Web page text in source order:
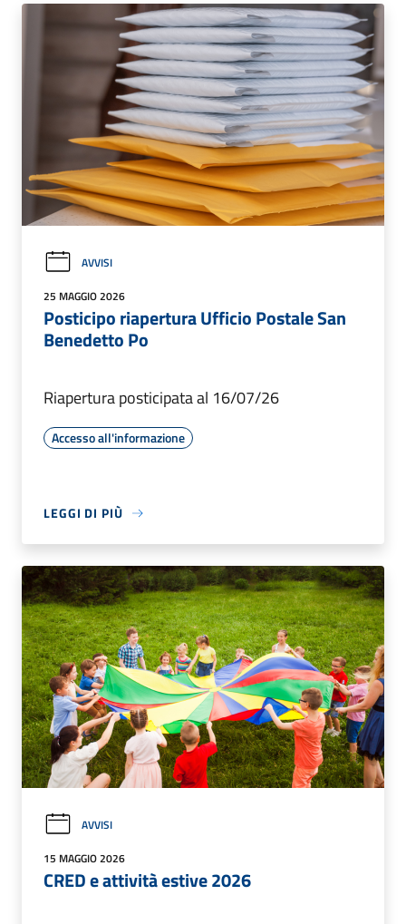
AVVISI
25 MAGGIO 2026
Posticipo riapertura Ufficio Postale San
Benedetto Po
Riapertura posticipata al 16/07/26
Accesso all'informazione
LEGGI DI PIÙ
AVVISI
15 MAGGIO 2026
CRED e attività estive 2026